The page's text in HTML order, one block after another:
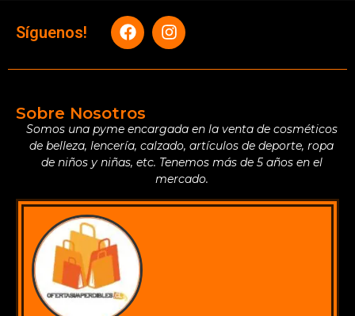
Síguenos!
Sobre Nosotros
Somos una pyme encargada en la venta de cosméticos
de belleza, lencería, calzado, artículos de deporte, ropa
de niños y niñas, etc. Tenemos más de 5 años en el
mercado.